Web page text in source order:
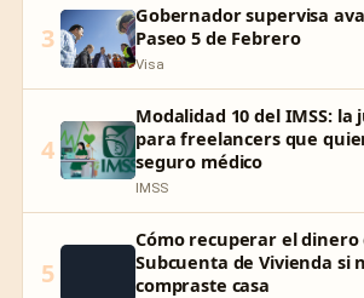
3
Gobernador supervisa
Paseo 5 de Febrero
Visa
4
Modalidad 10 del IMSS: la
para freelancers que
seguro médico
IMSS
5
Cómo recuperar el dinero
Subcuenta de Vivienda si
compraste casa